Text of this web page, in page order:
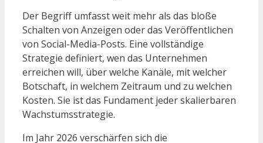
Der Begriff umfasst weit mehr als das bloße
Schalten von Anzeigen oder das Veröffentlichen
von Social-Media-Posts. Eine vollständige
Strategie definiert, wen das Unternehmen
erreichen will, über welche Kanäle, mit welcher
Botschaft, in welchem Zeitraum und zu welchen
Kosten. Sie ist das Fundament jeder skalierbaren
Wachstumsstrategie.
Im Jahr 2026 verschärfen sich die